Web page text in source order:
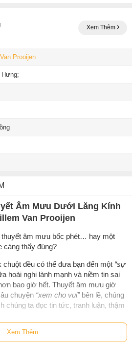
Xem Thêm
Prooijen
Hưng;
Âm Mưu Dưới Lăng Kính
Van Prooijen
âm mưu bốc phét… hay một
càng thấy đúng?
đều có thể đưa bạn đến một “sự
hoài nghi lành mạnh và niềm tin sai
bao giờ hết. Thuyết âm mưu giờ
chuyện “xem cho vui”bên lề, chúng
chúng ta đọc tin tức, tranh luận, thậm
Kính Tâm Lí Học
Xem Thêm